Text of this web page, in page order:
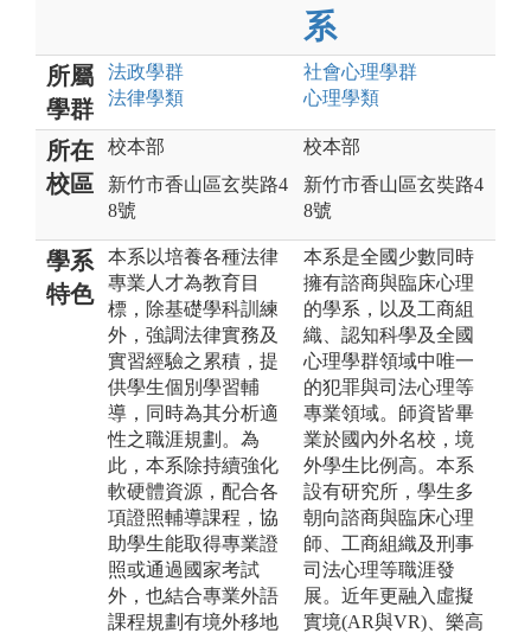
系
所屬
學群
法政學群
法律學類
社會心理學群
心理學類
所在
校區
校本部
新竹市香山區玄奘路4
8號
校本部
新竹市香山區玄奘路4
8號
學系
特色
本系以培養各種法律
專業人才為教育目
標，除基礎學科訓練
外，強調法律實務及
實習經驗之累積，提
供學生個別學習輔
導，同時為其分析適
性之職涯規劃。為
此，本系除持續強化
軟硬體資源，配合各
項證照輔導課程，協
助學生能取得專業證
照或通過國家考試
外，也結合專業外語
課程規劃有境外移地
本系是全國少數同時
擁有諮商與臨床心理
的學系，以及工商組
織、認知科學及全國
心理學群領域中唯一
的犯罪與司法心理等
專業領域。師資皆畢
業於國內外名校，境
外學生比例高。本系
設有研究所，學生多
朝向諮商與臨床心理
師、工商組織及刑事
司法心理等職涯發
展。近年更融入虛擬
實境(AR與VR)、樂高